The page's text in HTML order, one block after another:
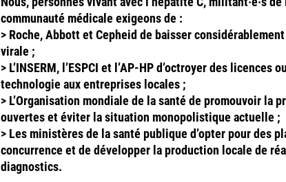
communauté médicale exigeons de :
> Roche, Abbott et Cepheid de baisser
virale ;
> L’INSERM, l’ESPCI et l’AP-HP d’octroyer des
technologie aux entreprises locales ;
> L’Organisation mondiale de la santé de promouvoir la
ouvertes et éviter la situation monopolistique actuelle ;
> Les ministères de la santé publique d’opter pour des
concurrence et de développer la production locale de
diagnostics.